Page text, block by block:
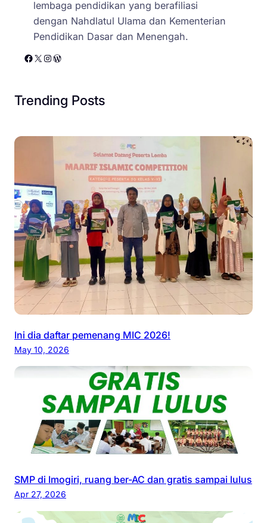
lembaga pendidikan yang berafiliasi
dengan Nahdlatul Ulama dan Kementerian
Pendidikan Dasar dan Menengah.
Facebook X Instagram WordPress
Trending Posts
Ini dia daftar pemenang MIC 2026!
May 10, 2026
SMP di Imogiri, ruang ber-AC dan gratis sampai lulus
Apr 27, 2026